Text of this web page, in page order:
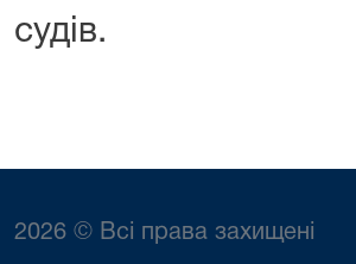
судів.
2026 © Всі права захищені